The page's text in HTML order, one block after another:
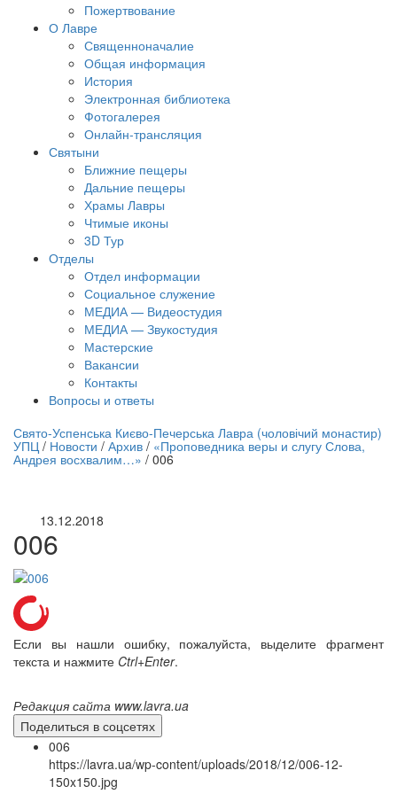
Пожертвование
О Лавре
Священноначалие
Общая информация
История
Электронная библиотека
Фотогалерея
Онлайн-трансляция
Святыни
Ближние пещеры
Дальние пещеры
Храмы Лавры
Чтимые иконы
3D Тур
Отделы
Отдел информации
Социальное служение
МЕДИА — Видеостудия
МЕДИА — Звукостудия
Мастерские
Вакансии
Контакты
Вопросы и ответы
трансляция | 12 сентября
трансляции
Свято-Успенська Києво-Печерська Лавра (чоловічий монастир)
УПЦ / Новости / Архив / «Проповедника веры и слугу Слова,
Андрея восхвалим…» / 006
13.12.2018
006
Если вы нашли ошибку, пожалуйста, выделите фрагмент
текста и нажмите Ctrl+Enter.
Редакция сайта www.lavra.ua
Поделиться в соцсетях
006
https://lavra.ua/wp-content/uploads/2018/12/006-12-
150x150.jpg